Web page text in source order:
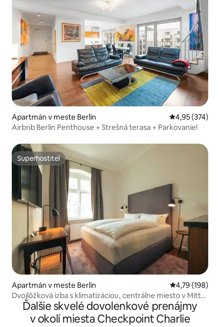
Apartmán v meste Berlín Priemerné
4,95 (374)
Airbnb Berlín Penthouse + Strešná terasa + Parkovanie!
Superhostiteľ
Superhostiteľ
Apartmán v meste Berlín Priemerné
4,79 (198)
Dvojlôžková izba s klimatizáciou, centrálne miesto v Mitte,
BerlínĎalšie skvelé dovolenkové prenájmy
v okolí miesta Checkpoint Charlie